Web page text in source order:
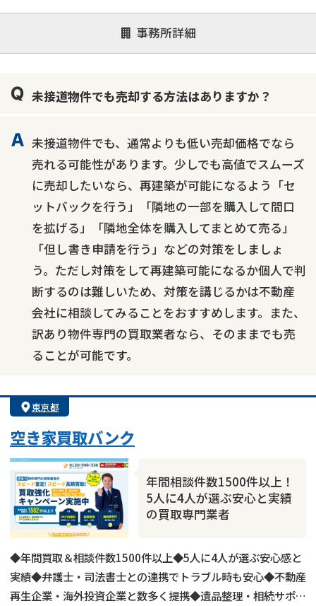
事務所詳細
対応が親身 オンライン面談可能
レスポンスが早い
1億円以上の買取可
未接道物件でも売却する方法はありますか？
未接道物件でも、通常よりも低い売却価格でなら
売れる可能性があります。少しでも高値でスムーズ
に売却したいなら、再建築が可能になるよう「セ
ットバックを行う」「隣地の一部を購入して間口
を拡げる」「隣地全体を購入してまとめて売る」
「但し書き申請を行う」などの対策をしましょ
う。ただし対策をして再建築可能になるか個人で判
断するのは難しいため、対策を講じるかは不動産
会社に相談してみることをおすすめします。また、
訳あり物件専門の買取業者なら、そのままでも売
ることが可能です。
東京都
空き家買取バンク
年間相談件数1500件以上！
5人に4人が選ぶ安心と実績
の買取専門業者
◆年間買取＆相談件数1500件以上◆5人に4人が選ぶ安心感と
実績◆弁護士・司法書士との連携でトラブル時も安心◆不動産
再生企業・海外投資企業と数多く提携◆遺品整理・相続サポー